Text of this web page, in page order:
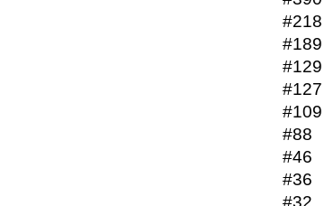
#218
#189
#129
#127
#109
#88
#46
#36
#32